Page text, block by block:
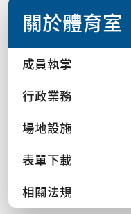
關於體育室
成員執掌
行政業務
場地設施
表單下載
相關法規